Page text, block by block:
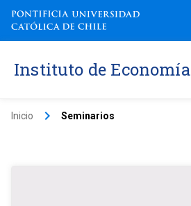
Instituto de Economía
Inicio keyboard_arrow_right Seminarios